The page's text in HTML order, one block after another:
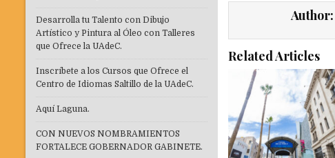
Author:
Related Articles
Desarrolla tu Talento con Dibujo
Artístico y Pintura al Óleo con Talleres
que Ofrece la UAdeC.
Inscríbete a los Cursos que Ofrece el
Centro de Idiomas Saltillo de la UAdeC.
Aquí Laguna.
CON NUEVOS NOMBRAMIENTOS
FORTALECE GOBERNADOR GABINETE.